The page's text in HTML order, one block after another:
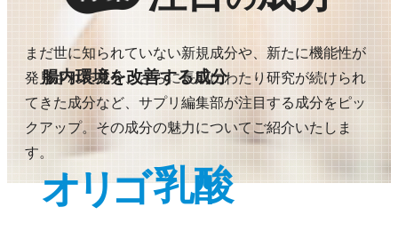
まだ世に知られていない新規成分や、新たに機能性が
発見された成分、さらに長期にわたり研究が続けられ
てきた成分など、サプリ編集部が注目する成分をピッ
クアップ。その成分の魅力についてご紹介いたしま
す。
腸内環境を改善する成分
オリゴ乳酸